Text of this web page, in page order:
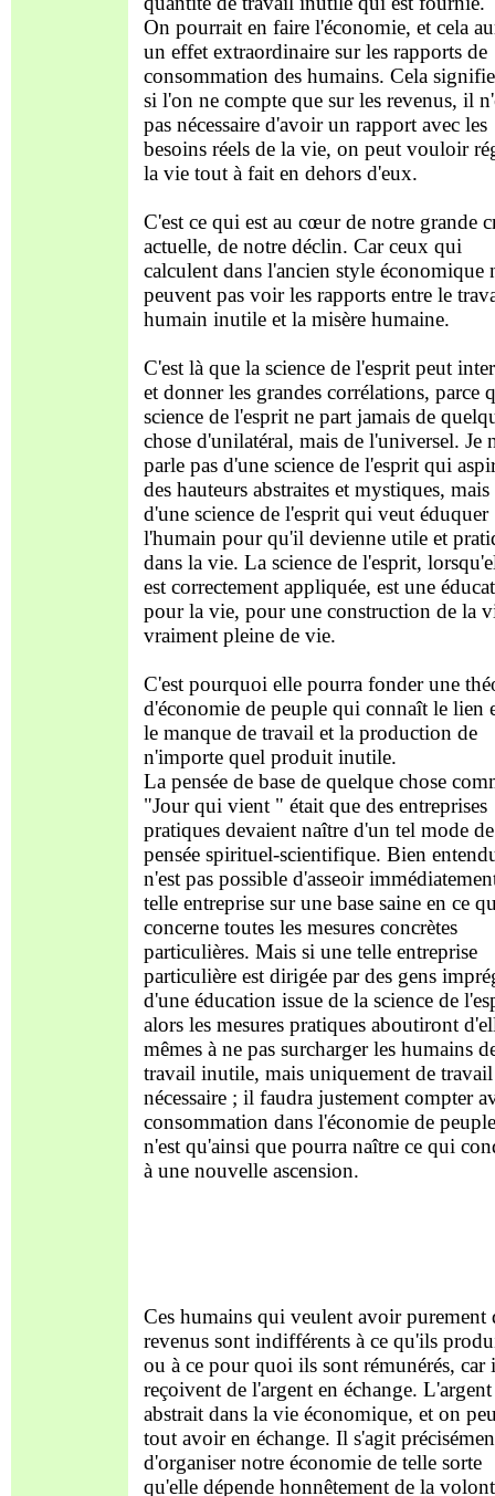
On pourrait en faire l'économie, et cela
un effet extraordinaire sur les rapports de
consommation des humains. Cela
si l'on ne compte que sur les revenus, il
pas nécessaire d'avoir un rapport avec les
besoins réels de la vie, on peut vouloir
la vie tout à fait en dehors d'eux.
C'est ce qui est au cœur de notre grande
actuelle, de notre déclin. Car ceux qui
calculent dans l'ancien style économique
peuvent pas voir les rapports entre le
humain inutile et la misère humaine.
C'est là que la science de l'esprit peut
et donner les grandes corrélations, parce
science de l'esprit ne part jamais de
chose d'unilatéral, mais de l'universel. Je
parle pas d'une science de l'esprit qui
des hauteurs abstraites et mystiques, mais
d'une science de l'esprit qui veut éduquer
l'humain pour qu'il devienne utile et
dans la vie. La science de l'esprit,
est correctement appliquée, est une
pour la vie, pour une construction de la
vraiment pleine de vie.
C'est pourquoi elle pourra fonder une
d'économie de peuple qui connaît le lien
le manque de travail et la production de
n'importe quel produit inutile.
La pensée de base de quelque chose
"Jour qui vient " était que des entreprises
pratiques devaient naître d'un tel mode de
pensée spirituel-scientifique. Bien
n'est pas possible d'asseoir
telle entreprise sur une base saine en ce
concerne toutes les mesures concrètes
particulières. Mais si une telle entreprise
particulière est dirigée par des gens
d'une éducation issue de la science de
alors les mesures pratiques aboutiront
mêmes à ne pas surcharger les humains
travail inutile, mais uniquement de travail
nécessaire ; il faudra justement compter
consommation dans l'économie de
n'est qu'ainsi que pourra naître ce qui
à une nouvelle ascension.
Ces humains qui veulent avoir purement
revenus sont indifférents à ce qu'ils
ou à ce pour quoi ils sont rémunérés, car
reçoivent de l'argent en échange. L'argent
abstrait dans la vie économique, et on
tout avoir en échange. Il s'agit
d'organiser notre économie de telle sorte
qu'elle dépende honnêtement de la